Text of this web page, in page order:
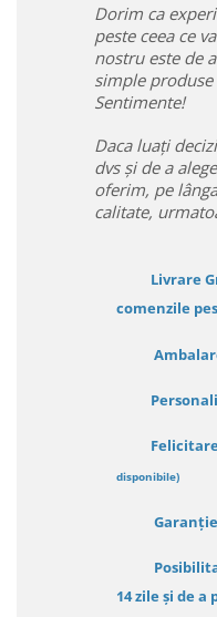
Dorim ca
peste ceea ce
nostru este de
simple
Sentimente!
Daca luați
dvs și de a
oferim, pe
calitate,
Livrare
comenzile
disponibile)
Garanție
14 zileși de a